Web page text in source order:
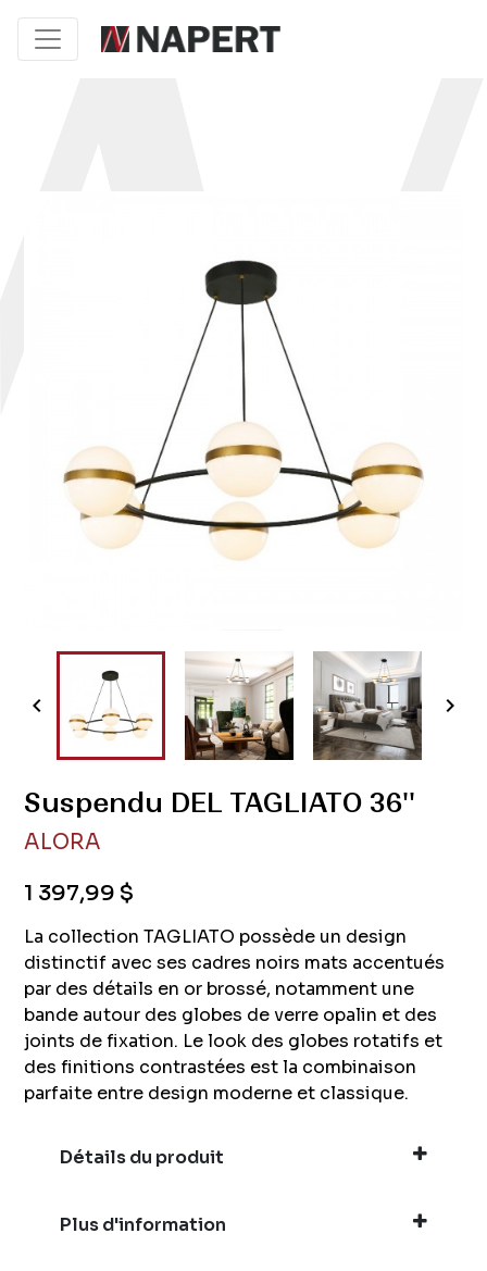
 
Suspendu DEL TAGLIATO 36''
ALORA
1 397,99 $
La collection TAGLIATO possède un design
distinctif avec ses cadres noirs mats accentués
par des détails en or brossé, notamment une
bande autour des globes de verre opalin et des
joints de fixation. Le look des globes rotatifs et
des finitions contrastées est la combinaison
parfaite entre design moderne et classique.
Détails du produit
Plus d'information